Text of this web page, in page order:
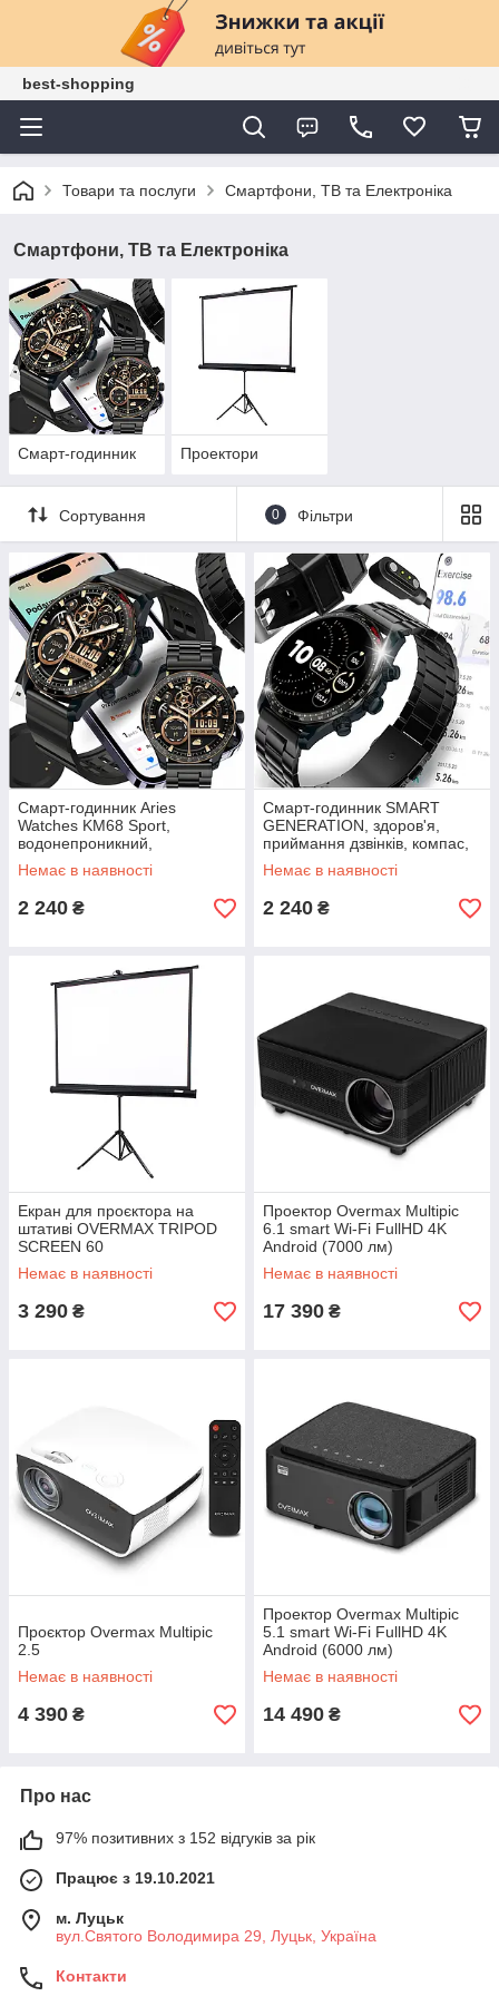
best-shopping
Товари та послуги Смартфони, ТВ та Електроніка
Смартфони, ТВ та Електроніка
Смарт-годинник Проектори
Сортування 0 Фільтри
Смарт-годинник Aries
Watches KM68 Sport,
водонепроникний,
елегантний, 2 ремінці
Немає в наявності
2 240 ₴
Смарт-годинник SMART
GENERATION, здоров'я,
приймання дзвінків, компас,
смс, 2 ремінці
Немає в наявності
2 240 ₴
Екран для проєктора на
штативі OVERMAX TRIPOD
SCREEN 60
Немає в наявності
3 290 ₴
Проектор Overmax Multipic
6.1 smart Wi-Fi FullHD 4K
Android (7000 лм)
Немає в наявності
17 390 ₴
Проєктор Overmax Multipic
2.5
Немає в наявності
4 390 ₴
Проектор Overmax Multipic
5.1 smart Wi-Fi FullHD 4K
Android (6000 лм)
Немає в наявності
14 490 ₴
Про нас
97% позитивних з 152 відгуків за рік
Працює з 19.10.2021
м. Луцьк
вул.Святого Володимира 29, Луцьк, Україна
Контакти